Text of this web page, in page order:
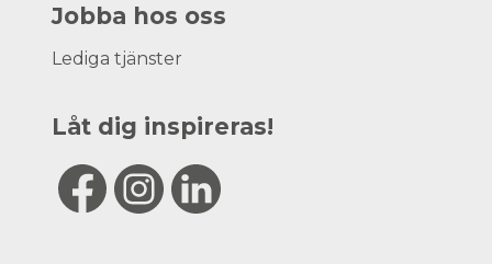
Jobba hos oss
Lediga tjänster
Låt dig inspireras!